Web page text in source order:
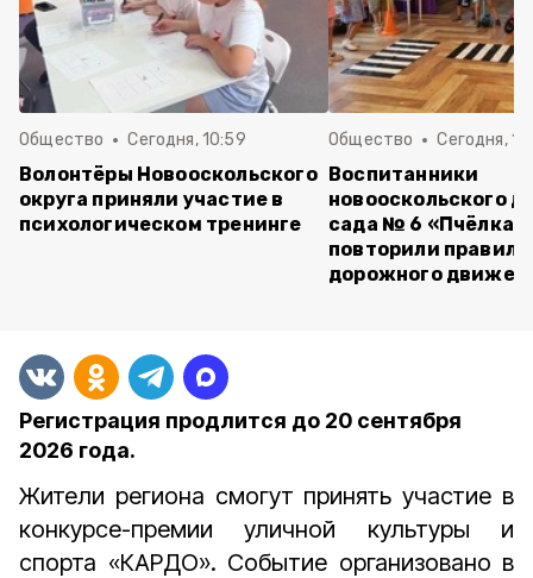
Общество Сегодня, 10:59
Волонтёры Новооскольского
округа приняли участие в
психологическом тренинге
Общество Сегодня,
Воспитанники
новооскольского
сада № 6 «Пчёлка»
повторили правила
дорожного
Регистрация продлится до 20 сентября
2026 года.
Жители региона смогут принять участие в
конкурсе-премии уличной культуры и
спорта «КАРДО». Событие организовано в